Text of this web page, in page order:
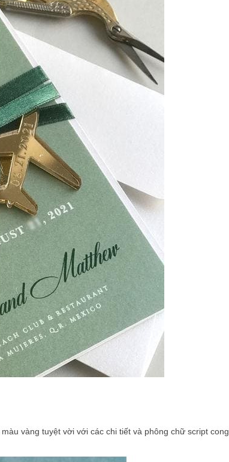
vàng tuyệt vời với các chi tiết và phông chữ script cong.